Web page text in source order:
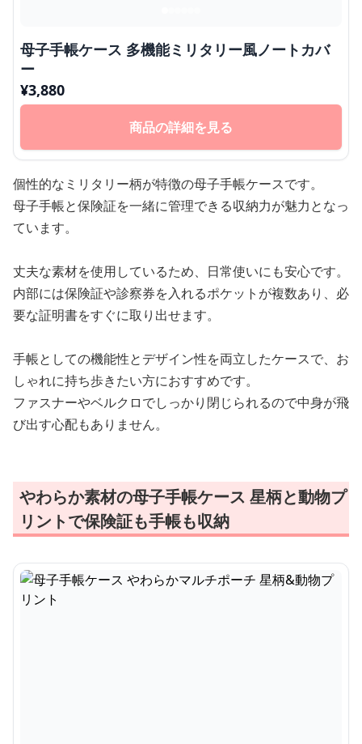
母子手帳ケース 多機能ミリタリー風ノートカバ
ー
¥3,880
商品の詳細を見る
個性的なミリタリー柄が特徴の母子手帳ケースです。
母子手帳と保険証を一緒に管理できる収納力が魅力となっ
ています。
丈夫な素材を使用しているため、日常使いにも安心です。
内部には保険証や診察券を入れるポケットが複数あり、必
要な証明書をすぐに取り出せます。
手帳としての機能性とデザイン性を両立したケースで、お
しゃれに持ち歩きたい方におすすめです。
ファスナーやベルクロでしっかり閉じられるので中身が飛
び出す心配もありません。
やわらか素材の母子手帳ケース 星柄と動物プ
リントで保険証も手帳も収納